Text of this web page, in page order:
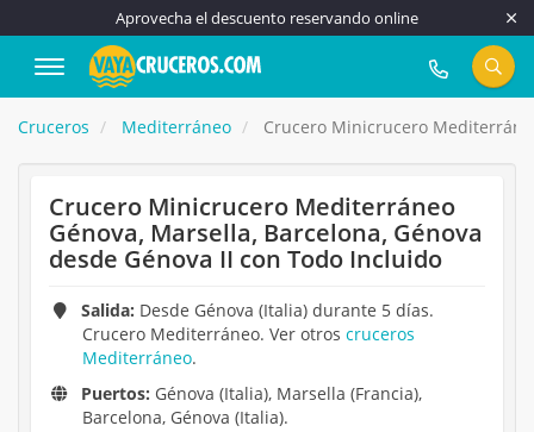
Aprovecha el descuento reservando online
917 815 555
Cruceros Mediterráneo Crucero Minicrucero
Crucero Minicrucero Mediterráneo
Génova, Marsella, Barcelona, Génova
desde Génova II con Todo Incluido
Salida: Desde Génova (Italia) durante 5 días.
Crucero Mediterráneo. Ver otros cruceros
Mediterráneo.
Puertos: Génova (Italia), Marsella (Francia),
Barcelona, Génova (Italia).